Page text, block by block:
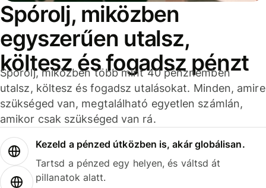
Spórolj, miközben
egyszerűen utalsz,
költesz és fogadsz pénzt
Spórolj, miközben több mint 40 pénznemben
utalsz, költesz és fogadsz utalásokat. Minden, amire
szükséged van, megtalálható egyetlen számlán,
amikor csak szükséged van rá.
Kezeld a pénzed útközben is, akár globálisan.
Tartsd a pénzed egy helyen, és váltsd át
pillanatok alatt.